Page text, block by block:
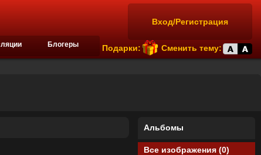
Вход/Регистрация
Подарки: Сменить тему:
Блогеры
Альбомы
Все изображения (0)